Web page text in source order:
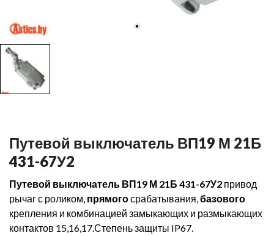
Путевой выключатель ВП19 М 21Б
431-67У2
Путевой выключатель ВП19 М 21Б 431-67У2 привод
рычаг с роликом, прямогосрабатывания, базового
крепления и комбинацией замыкающих и размыкающих
контактов 15,16,17.Степень защиты IP67.